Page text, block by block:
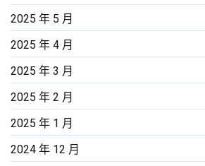
2025 年 5 月
2025 年 4 月
2025 年 3 月
2025 年 2 月
2025 年 1 月
2024 年 12 月